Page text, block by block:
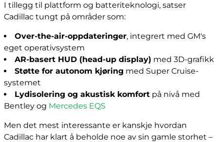
I tillegg til plattform og batteriteknologi, satser
Cadillac tungt på områder som:
Over-the-air-oppdateringer, integrert med GM's
eget operativsystem
AR-basert HUD (head-up display) med 3D-grafikk
Støtte for autonom kjøring med Super Cruise-
systemet
Lydisolering og akustisk komfort på nivå med
Bentley og Mercedes EQS
Men det mest interessante er kanskje hvordan
Cadillac har klart å beholde noe av sin gamle storhet –